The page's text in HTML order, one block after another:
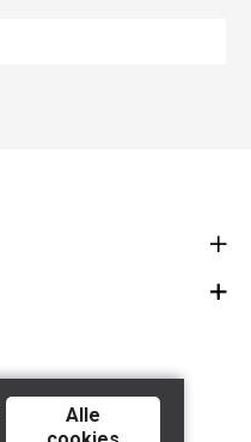
Alle